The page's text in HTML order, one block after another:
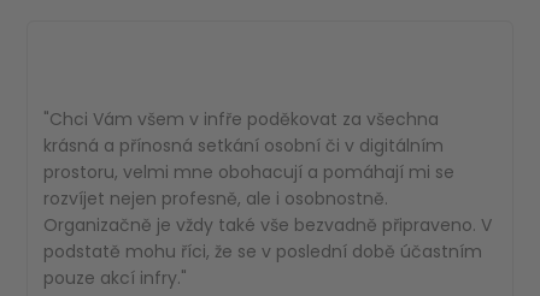
"Chci Vám všem v infře poděkovat za všechna
krásná a přínosná setkání osobní či v digitálním
prostoru, velmi mne obohacují a pomáhají mi se
rozvíjet nejen profesně, ale i osobnostně.
Organizačně je vždy také vše bezvadně připraveno. V
podstatě mohu říci, že se v poslední době účastním
pouze akcí infry."